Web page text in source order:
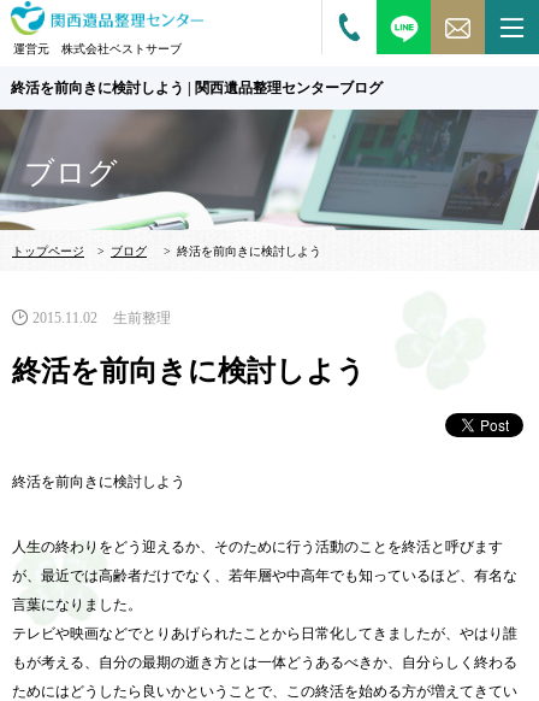
運営元 株式会社ベストサーブ
終活を前向きに検討しよう | 関西遺品整理センターブログ
ブログ
トップページ > ブログ > 終活を前向きに検討しよう
2015.11.02 生前整理
終活を前向きに検討しよう
終活を前向きに検討しよう
人生の終わりをどう迎えるか、そのために行う活動のことを終活と呼びます
が、最近では高齢者だけでなく、若年層や中高年でも知っているほど、有名な
言葉になりました。
テレビや映画などでとりあげられたことから日常化してきましたが、やはり誰
もが考える、自分の最期の逝き方とは一体どうあるべきか、自分らしく終わる
ためにはどうしたら良いかということで、この終活を始める方が増えてきてい